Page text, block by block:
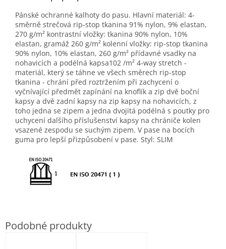
Pánské ochranné kalhoty do pasu. Hlavní materiál: 4-
směrně strečová rip-stop tkanina 91% nylon, 9% elastan,
270 g/m² kontrastní vložky: tkanina 90% nylon, 10%
elastan, gramáž 260 g/m² kolenní vložky: rip-stop tkanina
90% nylon, 10% elastan, 260 g/m² přídavné vsadky na
nohavicích a podélná kapsa102 /m² 4-way stretch -
materiál, který se táhne ve všech směrech rip-stop
tkanina - chrání před roztržením při zachycení o
vyčnívající předmět zapínání na knoflík a zip dvě boční
kapsy a dvě zadní kapsy na zip kapsy na nohavicích, z
toho jedna se zipem a jedna dvojitá podélná s poutky pro
uchycení dalšího příslušenství kapsy na chrániče kolen
vsazené zespodu se suchým zipem. V pase na bocích
guma pro lepší přizpůsobení v pase. Styl: SLIM